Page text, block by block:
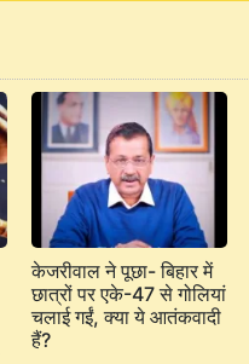
केजरीवाल ने पूछा- बिहार में
छात्रों पर एके-47 से गोलियां
चलाई गईं, क्या ये आतंकवादी
हैं?